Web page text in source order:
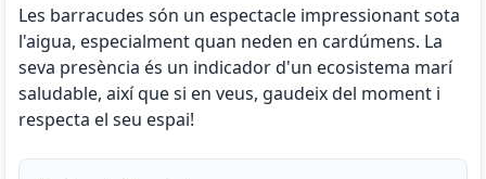
Les barracudes són un espectacle impressionant sota
l'aigua, especialment quan neden en cardúmens. La
seva presència és un indicador d'un ecosistema marí
saludable, així que si en veus, gaudeix del moment i
respecta el seu espai!